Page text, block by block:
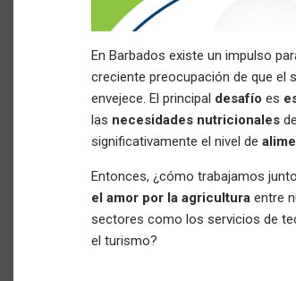
En Barbados existe un impulso
creciente preocupación de que el
envejece. El principal desafío es
las necesidades nutricionales
significativamente el nivel de
Entonces, ¿cómo trabajamos
el amor por la agricultura entre
sectores como los servicios de
el turismo?